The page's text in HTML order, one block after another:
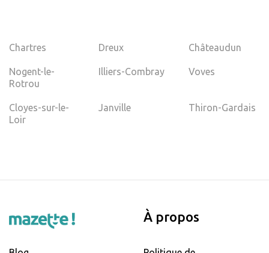
Chartres Dreux Châteaudun
Nogent-le-
Rotrou
Illiers-Combray Voves
Cloyes-sur-le-
Loir
Janville Thiron-Gardais
À propos